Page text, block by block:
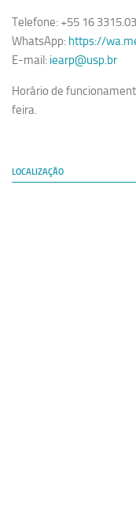
USP Analisa
Publicações
Relatórios
Telefone: +55 16
WhatsApp: https://
E-mail: iearp@usp.br
Horário de
feira.
LOCALIZAÇÃO